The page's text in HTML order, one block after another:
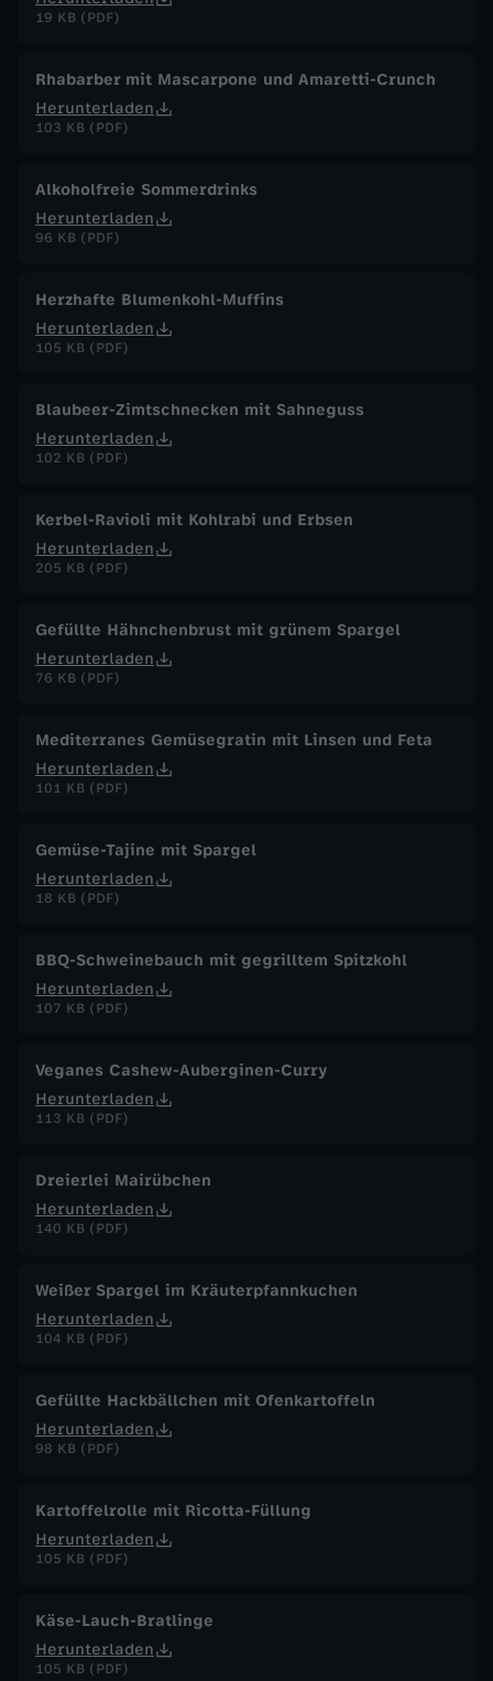
19 KB (PDF)
Rhabarber mit Mascarpone und Amaretti-Crunch
Herunterladen
103 KB (PDF)
Alkoholfreie Sommerdrinks
Herunterladen
96 KB (PDF)
Herzhafte Blumenkohl-Muffins
Herunterladen
105 KB (PDF)
Blaubeer-Zimtschnecken mit Sahneguss
Herunterladen
102 KB (PDF)
Kerbel-Ravioli mit Kohlrabi und Erbsen
Herunterladen
205 KB (PDF)
Gefüllte Hähnchenbrust mit grünem Spargel
Herunterladen
76 KB (PDF)
Mediterranes Gemüsegratin mit Linsen und Feta
Herunterladen
101 KB (PDF)
Gemüse-Tajine mit Spargel
Herunterladen
18 KB (PDF)
BBQ-Schweinebauch mit gegrilltem Spitzkohl
Herunterladen
107 KB (PDF)
Veganes Cashew-Auberginen-Curry
Herunterladen
113 KB (PDF)
Dreierlei Mairübchen
Herunterladen
140 KB (PDF)
Weißer Spargel im Kräuterpfannkuchen
Herunterladen
104 KB (PDF)
Gefüllte Hackbällchen mit Ofenkartoffeln
Herunterladen
98 KB (PDF)
Kartoffelrolle mit Ricotta-Füllung
Herunterladen
105 KB (PDF)
Käse-Lauch-Bratlinge
Herunterladen
105 KB (PDF)